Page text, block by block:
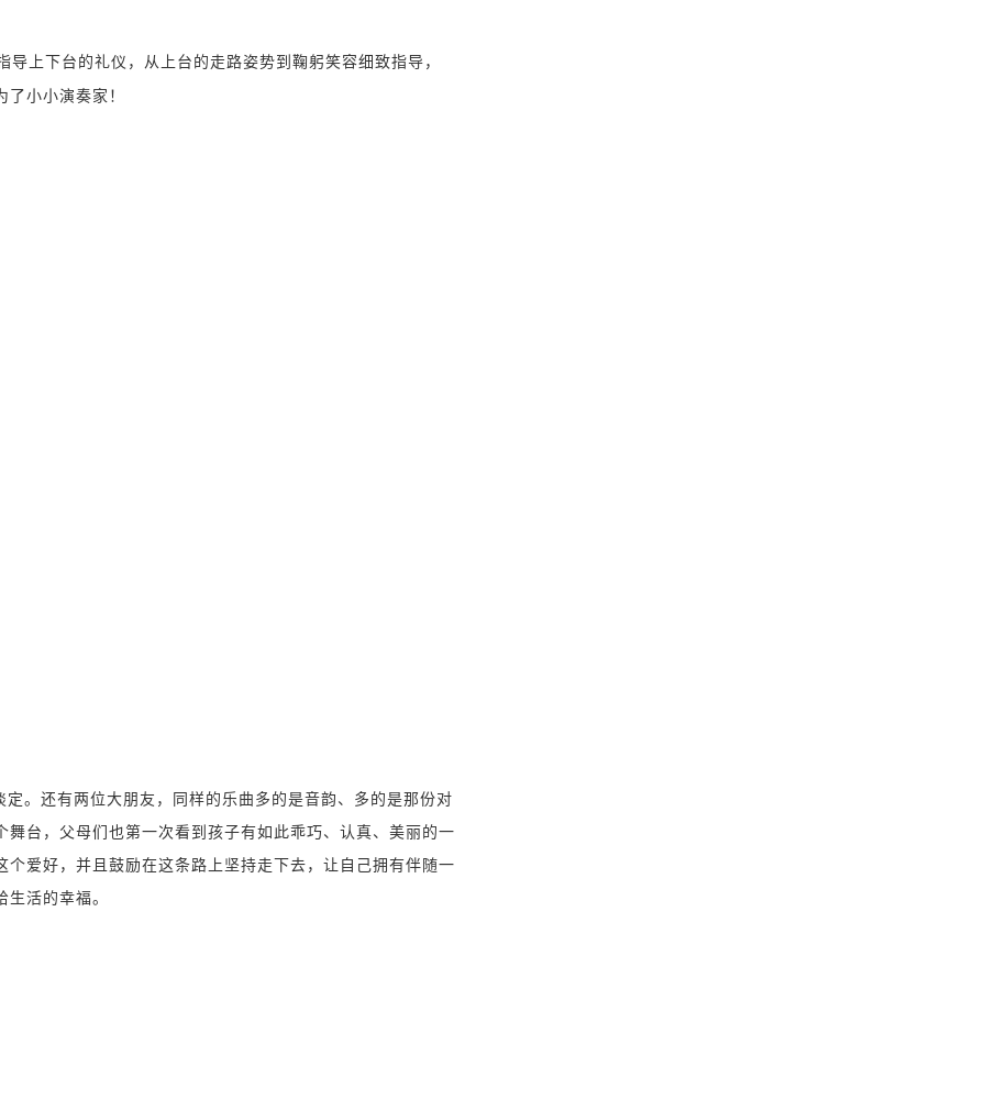
上下台的礼仪，从上台的走路姿势到鞠躬笑容细致指导，
小小演奏家！
。还有两位大朋友，同样的乐曲多的是音韵、多的是那份对
台，父母们也第一次看到孩子有如此乖巧、认真、美丽的一
爱好，并且鼓励在这条路上坚持走下去，让自己拥有伴随一
活的幸福。